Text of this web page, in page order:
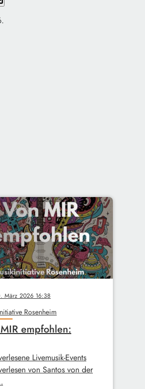
. März 2026 16:38
Rosenheim
empfohlen:
Livemusik-Events
von Santos von der